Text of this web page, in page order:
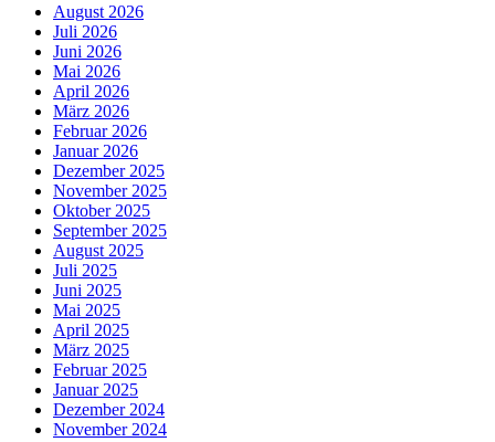
August 2026
Juli 2026
Juni 2026
Mai 2026
April 2026
März 2026
Februar 2026
Januar 2026
Dezember 2025
November 2025
Oktober 2025
September 2025
August 2025
Juli 2025
Juni 2025
Mai 2025
April 2025
März 2025
Februar 2025
Januar 2025
Dezember 2024
November 2024